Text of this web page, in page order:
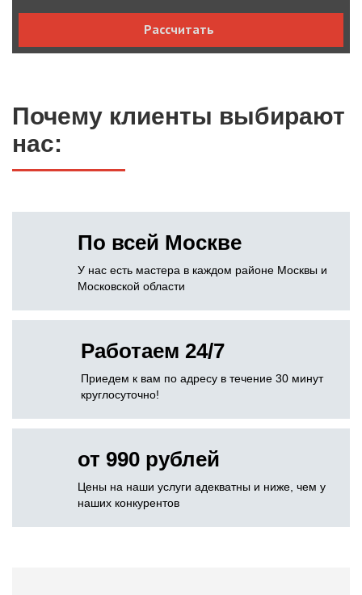
Рассчитать
Почему клиенты выбирают
нас:
По всей Москве
У нас есть мастера в каждом районе Москвы и
Московской области
Работаем 24/7
Приедем к вам по адресу в течение 30 минут
круглосуточно!
от 990 рублей
Цены на наши услуги адекватны и ниже, чем у
наших конкурентов